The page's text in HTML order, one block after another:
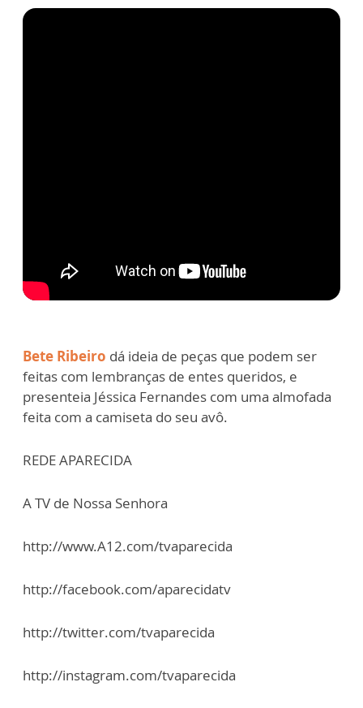
Bete Ribeiro dá ideia de peças que podem ser
feitas com lembranças de entes queridos, e
presenteia Jéssica Fernandes com uma almofada
feita com a camiseta do seu avô.
REDE APARECIDA
A TV de Nossa Senhora
http://www.A12.com/tvaparecida
http://facebook.com/aparecidatv
http://twitter.com/tvaparecida
http://instagram.com/tvaparecida